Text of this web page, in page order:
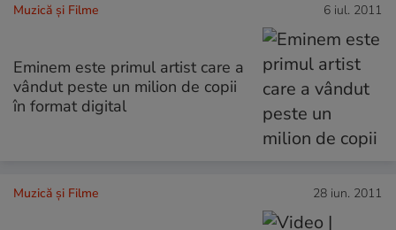
Muzică și Filme 6 iul. 2011
Eminem este primul artist care a
vândut peste un milion de copii
în format digital
Muzică și Filme 28 iun. 2011